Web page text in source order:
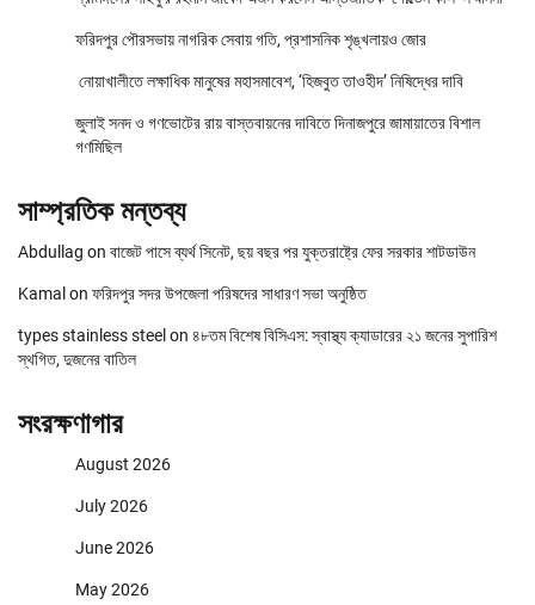
ফরিদপুর পৌরসভায় নাগরিক সেবায় গতি, প্রশাসনিক শৃঙ্খলায়ও জোর
নোয়াখালীতে লক্ষাধিক মানুষের মহাসমাবেশ, ‘হিজবুত তাওহীদ’ নিষিদ্ধের দাবি
জুলাই সনদ ও গণভোটের রায় বাস্তবায়নের দাবিতে দিনাজপুরে জামায়াতের বিশাল
গণমিছিল
সাম্প্রতিক মন্তব্য
Abdullag on বাজেট পাসে ব্যর্থ সিনেট, ছয় বছর পর যুক্তরাষ্ট্রে ফের সরকার শাটডাউন
Kamalon ফরিদপুর সদর উপজেলা পরিষদের সাধারণ সভা অনুষ্ঠিত
types stainless steelon ৪৮তম বিশেষ বিসিএস: স্বাস্থ্য ক্যাডারের ২১ জনের সুপারিশ
স্থগিত, দুজনের বাতিল
সংরক্ষণাগার
August 2026
July 2026
June 2026
May 2026